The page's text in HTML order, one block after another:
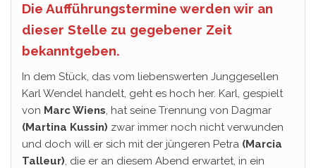
Die Aufführungstermine werden wir an
dieser Stelle zu gegebener Zeit
bekanntgeben.
In dem Stück, das vom liebenswerten Junggesellen
Karl Wendel handelt, geht es hoch her. Karl, gespielt
von Marc Wiens, hat seine Trennung von Dagmar
(Martina Kussin) zwar immer noch nicht verwunden
und doch will er sich mit der jüngeren Petra (Marcia
Talleur), die er an diesem Abend erwartet, in ein